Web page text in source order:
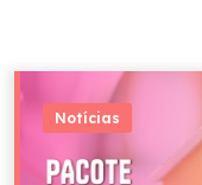
Notícias